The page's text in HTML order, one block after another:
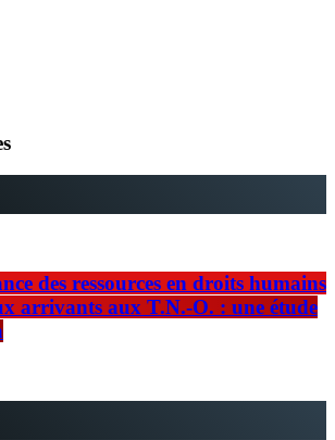
des ressources en droits humains
arrivants aux T.N.-O. : une étude